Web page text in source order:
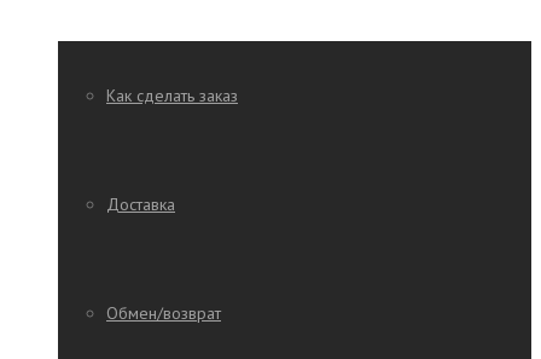
Как сделать заказ
Доставка
Обмен/возврат